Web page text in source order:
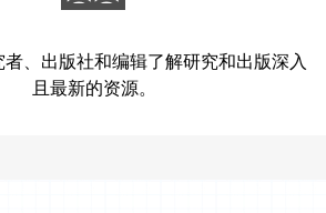
、出版社和编辑了解研究和出版深入
且最新的资源。